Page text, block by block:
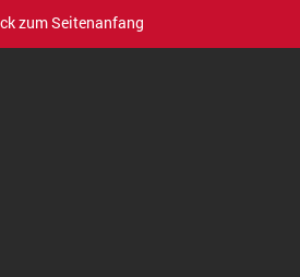
zum Seitenanfang